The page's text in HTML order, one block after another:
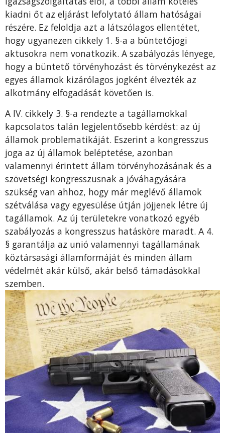
kiadni őt az eljárást lefolytató állam hatóságai
részére. Ez feloldja azt a látszólagos ellentétet,
hogy ugyanezen cikkely 1. §-a a büntetőjogi
aktusokra nem vonatkozik. A szabályozás lényege,
hogy a büntető törvényhozást és törvénykezést az
egyes államok kizárólagos jogként élvezték az
alkotmány elfogadását követően is.
A IV. cikkely 3. §-a rendezte a tagállamokkal
kapcsolatos talán legjelentősebb kérdést: az új
államok problematikáját. Eszerint a kongresszus
joga az új államok beléptetése, azonban
valamennyi érintett állam törvényhozásának és a
szövetségi kongresszusnak a jóváhagyására
szükség van ahhoz, hogy már meglévő államok
szétválása vagy egyesülése útján jöjjenek létre új
tagállamok. Az új területekre vonatkozó egyéb
szabályozás a kongresszus hatásköre maradt. A 4.
§ garantálja az unió valamennyi tagállamának
köztársasági államformáját és minden állam
védelmét akár külső, akár belső támadásokkal
szemben.